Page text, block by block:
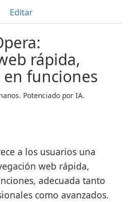
Editar
rápida,
funciones
Potenciado por IA.
a los usuarios una
web rápida,
adecuada tanto
como avanzados.